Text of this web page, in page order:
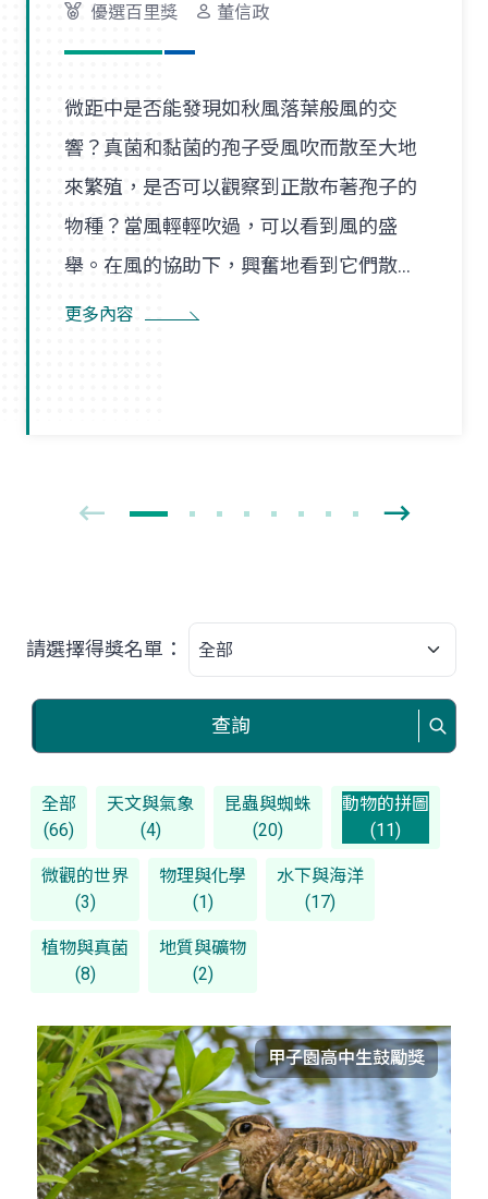
優選百里獎 董信政
微距中是否能發現如秋風落葉般風的交
響？真菌和黏菌的孢子受風吹而散至大地
來繁殖，是否可以觀察到正散布著孢子的
物種？當風輕輕吹過，可以看到風的盛
舉。在風的協助下，興奮地看到它們散播
孢子的盛況，在精彩過程中也看到了風的
更多內容
請選擇得獎名單：
查詢
全部
(66)
天文與氣象
(4)
昆蟲與蜘蛛
(20)
動物的拼圖
(11)
微觀的世界
(3)
物理與化學
(1)
水下與海洋
(17)
植物與真菌
(8)
地質與礦物
(2)
甲子園高中生鼓勵獎